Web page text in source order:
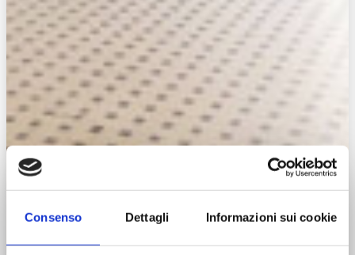
Consenso Dettagli Informazioni sui cookie